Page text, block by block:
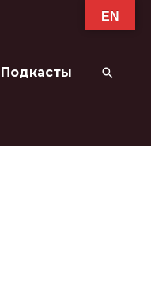
Подкасты Поиск
EN